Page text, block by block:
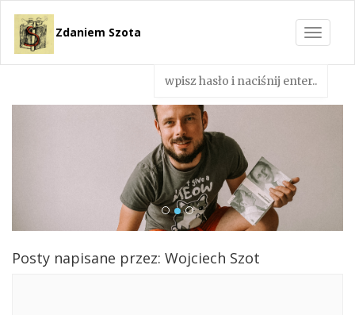
Toggle
Zdaniem Szota
Posty napisane przez: Wojciech Szot